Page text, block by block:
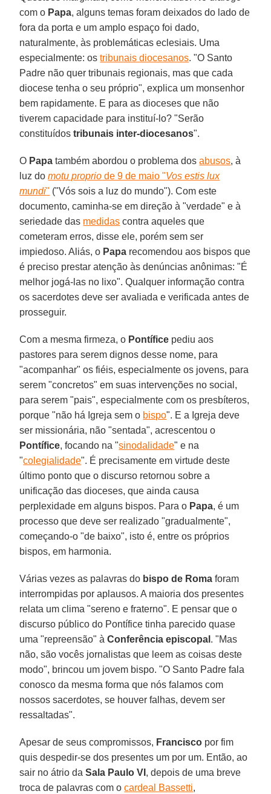
com o Papa, alguns temas foram deixados do lado de
fora da porta e um amplo espaço foi dado,
naturalmente, às problemáticas eclesiais. Uma
especialmente: ostribunais diocesanos. "O Santo
Padre não quer tribunais regionais, mas que cada
diocese tenha o seu próprio", explica um monsenhor
bem rapidamente. E para as dioceses que não
tiverem capacidade para instituí-lo? "Serão
constituídostribunais inter-diocesanos".
O Papa também abordou o problema dosabusos, à
luz domotu proprio de 9 de maio "Vos estis lux
mundi" ("Vós sois a luz do mundo"). Com este
documento, caminha-se em direção à "verdade" e à
seriedade das medidas contra aqueles que
cometeram erros, disse ele, porém sem ser
impiedoso. Aliás, o Papa recomendou aos bispos que
é preciso prestar atenção às denúncias anônimas: "É
melhor jogá-las no lixo". Qualquer informação contra
os sacerdotes deve ser avaliada e verificada antes de
prosseguir.
Com a mesma firmeza, o Pontífice pediu aos
pastores para serem dignos desse nome, para
"acompanhar" os fiéis, especialmente os jovens, para
serem "concretos" em suas intervenções no social,
para serem "pais", especialmente com os presbíteros,
porque "não há Igreja sem o bispo". E a Igreja deve
ser missionária, não "sentada", acrescentou o
Pontífice, focando na "sinodalidade" e na
"colegialidade". É precisamente em virtude deste
último ponto que o discurso retornou sobre a
unificação das dioceses, que ainda causa
perplexidade em alguns bispos. Para o Papa, é um
processo que deve ser realizado "gradualmente",
começando-o "de baixo", isto é, entre os próprios
bispos, em harmonia.
Várias vezes as palavras do bispo de Roma foram
interrompidas por aplausos. A maioria dos presentes
relata um clima "sereno e fraterno". E pensar que o
discurso público do Pontífice tinha parecido quase
uma "repreensão" àConferência episcopal . "Mas
não, são vocês jornalistas que leem as coisas deste
modo", brincou um jovem bispo. "O Santo Padre fala
conosco da mesma forma que nós falamos com
nossos sacerdotes, se houver falhas, devem ser
ressaltadas".
Apesar de seus compromissos, Francisco por fim
quis despedir-se dos presentes um por um. Então, ao
sair no átrio daSala Paulo VI , depois de uma breve
troca de palavras com ocardeal Bassetti,